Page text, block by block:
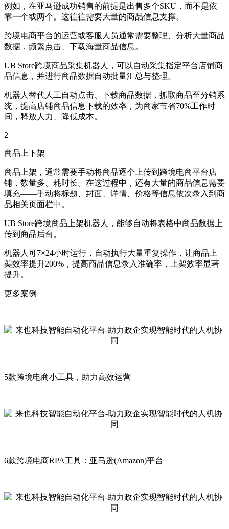
例如，在亚马逊成功销售的前提是出售多个SKU，而不是依
靠一个或两个。这往往需要大量的商品信息支撑。
跨境电商平台的运营或客服人员通常需要整理、分析大量商品
数据，频繁点击、下载海量商品信息。
UB Store跨境商品采集机器人，可以自动采集指定平台店铺商
品信息，并进行商品数据自动批量汇总与整理。
机器人替代人工自动点击、下载商品数据，抓取商品至分销系
统，提高店铺商品信息下载的效率，为商家节省70%工作时
间，释放人力、降低成本。
2
商品上下架
商品上架，通常需要手动将商品逐个上传到跨境电商平台店
铺，数量多、耗时长。在这过程中，还有大量的商品信息需要
填充——手动将标题、封面、详情、价格等信息依次录入到商
品相关页面栏中。
UB Store跨境商品上架机器人，能够自动将表格中商品数据上
传到商品后台。
机器人可7×24小时运行，自动执行大量重复操作，让商品上
架效率提升200%，提高商品信息录入准确率，上架效率显著
提升。
更多案例
5款跨境电商小工具，助力高效运营
6款跨境电商RPA工具：亚马逊(Amazon)平台